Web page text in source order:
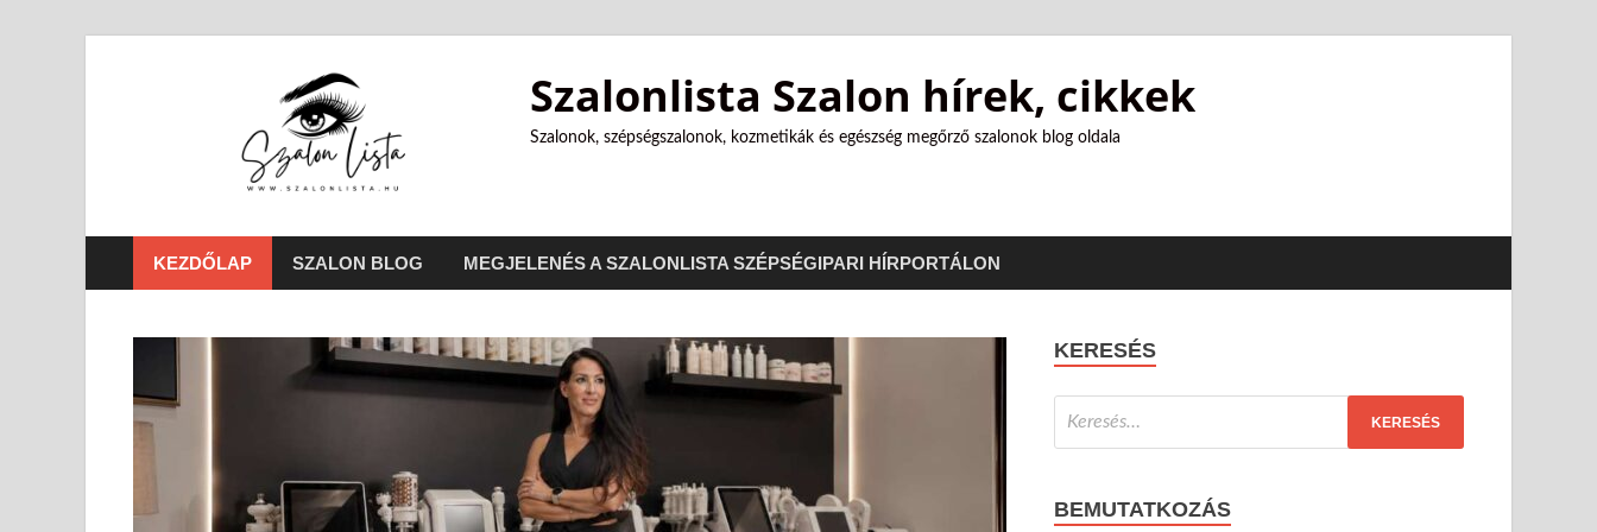
Szalonlista Szalon hírek, cikkek
Szalonok, szépségszalonok, kozmetikák és egészség megőrző szalonok blog oldala
KEZDŐLAP SZALON BLOG MEGJELENÉS A SZALONLISTA SZÉPSÉGIPARI HÍRPORTÁLON
KERESÉS
BEMUTATKOZÁS